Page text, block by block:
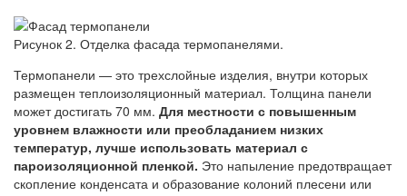
Рисунок 2. Отделка фасада термопанелями.
Термопанели — это трехслойные изделия, внутри которых
размещен теплоизоляционный материал. Толщина панели
может достигать 70 мм. Для местности с повышенным
уровнем влажности или преобладанием низких
температур, лучше использовать материал с
пароизоляционной пленкой. Это напыление предотвращает
скопление конденсата и образование колоний плесени или